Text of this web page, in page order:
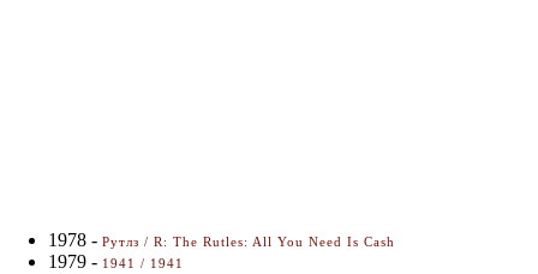
1978 - Рутлз / R: The Rutles: All You Need Is Cash
1979 - 1941 / 1941